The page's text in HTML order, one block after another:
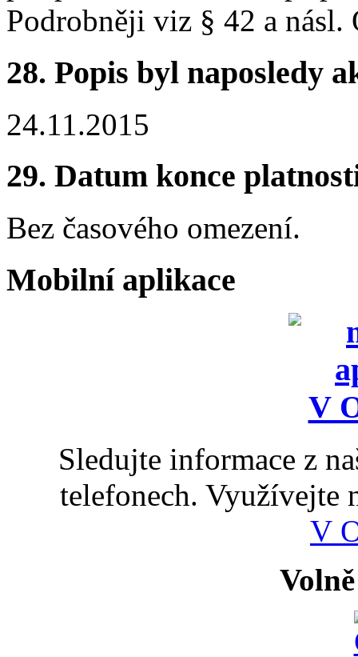
Podrobněji viz § 42 a násl.
28. Popis byl naposledy
24.11.2015
29. Datum konce
Bez časového omezení.
Mobilní aplikace
Sledujte informace z
telefonech. Využívejte
V